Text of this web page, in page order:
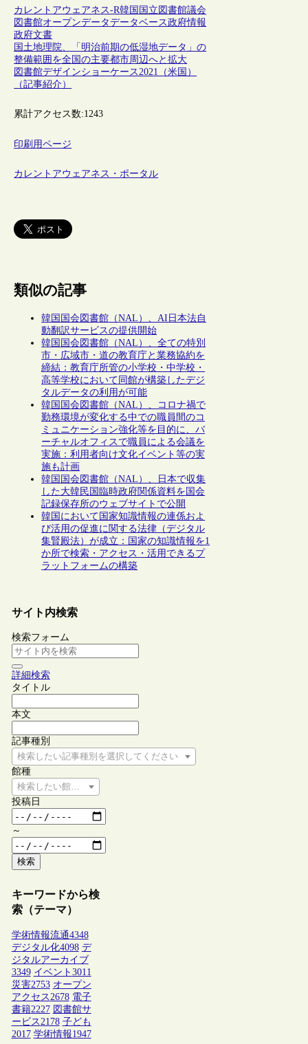
カレントアウェアネス-R韓国 国立図書館議会
図書館オープンデータデータベース政府情報
政府文書
国土地理院、「明治前期の低湿地データ」の
整備範囲を全国の主要都市周辺へと拡大
図書館デザインショーケース2021（米国）
（記事紹介）
累計アクセス数:1243
印刷用ページ
カレントアウェアネス・ポータル
類似の記事
韓国国会図書館（NAL）、AI日本法自
動翻訳サービスの提供開始
韓国国会図書館（NAL）、全ての特別
市・広域市・道の教育庁と業務協約を
締結：教育庁所管の小学校・中学校・
高等学校において同館が構築したデジ
タルデータの利用が可能
韓国国会図書館（NAL）、コロナ禍で
勤務環境が変化する中での職員間のコ
ミュニケーション強化等を目的に、バ
ーチャルオフィスで職員による会議を
実施：利用者向け文化イベント等の実
施も計画
韓国国会図書館（NAL）、日本で収集
した大韓民国臨時政府関係資料を国会
記録保存所のウェブサイトで公開
韓国において国家知識情報の連係およ
び活用の促進に関する法律（デジタル
集賢殿法）が成立：国家の知識情報を1
か所で検索・アクセス・活用できるプ
ラットフォームの構築
サイト内検索
検索フォーム
詳細検索
タイトル
本文
記事種別
検索したい記事種別を選択してください
館種
検索したい館種を選択してください
投稿日
～
検索
キーワードから検
索（テーマ）
学術情報流通4348
デジタル化4098 デ
ジタルアーカイブ
3349 イベント 3011
災害2753 オープン
アクセス 2678 電子
書籍2227 図書館サ
ービス 2178 子ども
2017 学術情報1947